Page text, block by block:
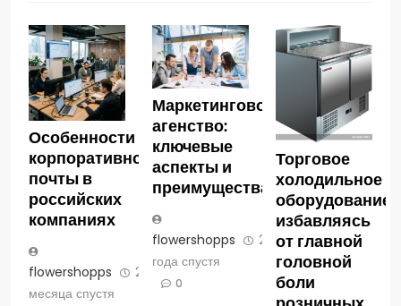
Особенности
корпоративной
почты в
российских
компаниях
flowershopps
2
месяца спустя
Маркетинговое
агенство:
ключевые
аспекты и
преимущества
flowershopps
2
года спустя
0
Торговое
холодильное
оборудование:
избавляясь
от главной
головной
боли